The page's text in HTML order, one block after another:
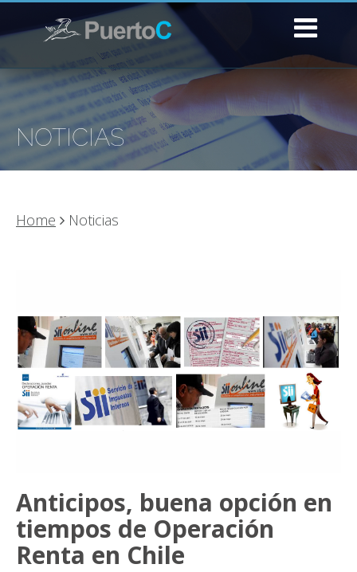
NOTICIAS
Home Noticias
Anticipos, buena opción en
tiempos de Operación
Renta en Chile